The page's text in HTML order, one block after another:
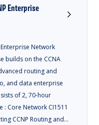
Enterprise
Network
builds on the CCNA
routing and
and data enterprise
of 2, 70-hour
: Core Network CI1511
CCNP Routing and…